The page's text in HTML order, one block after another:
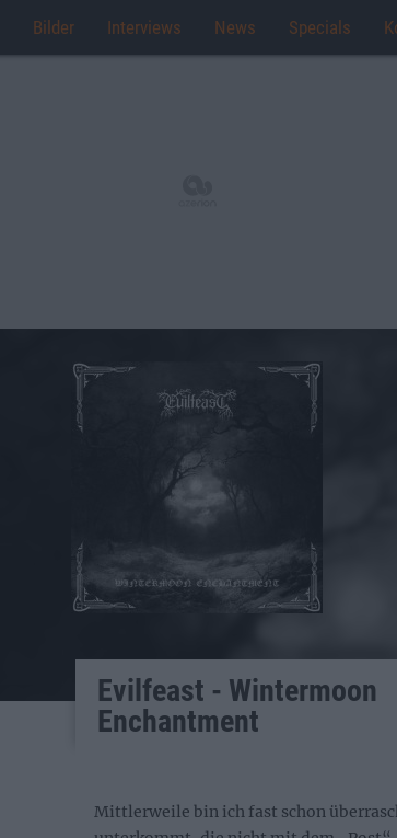
Bilder Interviews News Specials
Evilfeast - Wintermoon
Enchantment
Mittlerweile bin ich fast schon